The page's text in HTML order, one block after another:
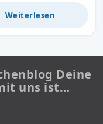
Weiterlesen
Deine
uns ist…